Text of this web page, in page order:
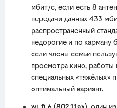
мбит/с, если есть 8
передачи данных 433
распространенный
недорогие и по карману
если члены семьи
просмотра кино, работы
специальных «тяжёлых»
оптимальный вариант.
wi-fi 6 (802.11ax). один